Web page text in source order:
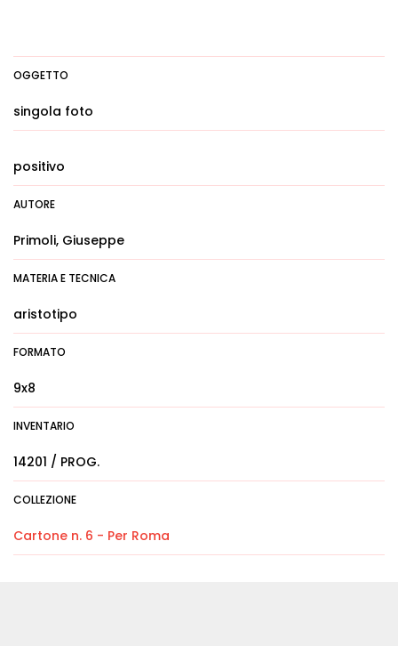
OGGETTO
singola foto
positivo
AUTORE
Primoli, Giuseppe
MATERIA E TECNICA
aristotipo
FORMATO
9x8
INVENTARIO
14201 / PROG.
COLLEZIONE
Cartone n. 6 - Per Roma